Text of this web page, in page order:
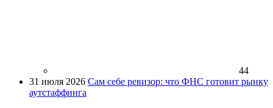
44
31 июля 2026 Сам себе ревизор: что ФНС готовит рынку
аутстаффинга